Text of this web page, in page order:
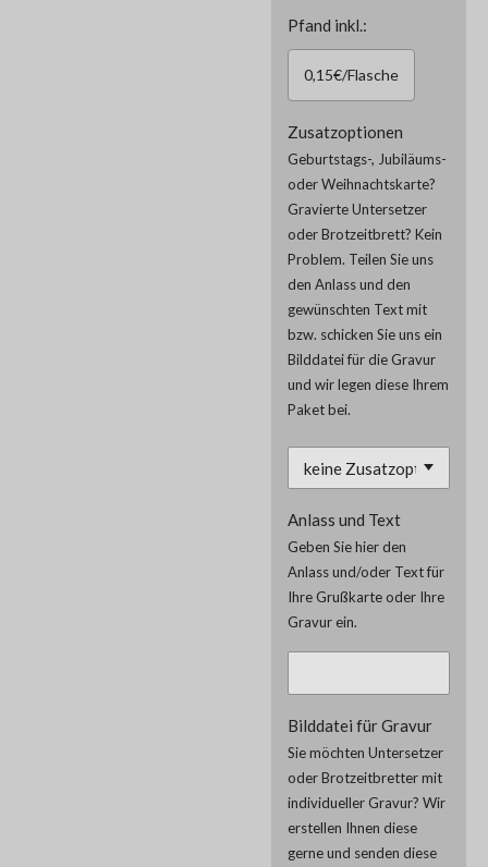
Pfand inkl.:
0,15€/Flasche
Zusatzoptionen
Geburtstags-, Jubiläums-
oder Weihnachtskarte?
Gravierte Untersetzer
oder Brotzeitbrett? Kein
Problem. Teilen Sie uns
den Anlass und den
gewünschten Text mit
bzw. schicken Sie uns ein
Bilddatei für die Gravur
und wir legen diese Ihrem
Paket bei.
Anlass und Text
Geben Sie hier den
Anlass und/oder Text für
Ihre Grußkarte oder Ihre
Gravur ein.
Bilddatei für Gravur
Sie möchten Untersetzer
oder Brotzeitbretter mit
individueller Gravur? Wir
erstellen Ihnen diese
gerne und senden diese